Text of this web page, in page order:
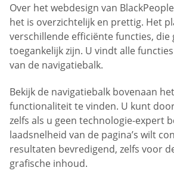
Over het webdesign van
het is overzichtelijk en prettig. Het
verschillende efficiënte functies, die
toegankelijk zijn. U vindt alle
van de navigatiebalk.
Bekijk de navigatiebalk bovenaan
functionaliteit te vinden. U kunt
zelfs als u geen technologie-expert
laadsnelheid van de pagina’s wilt
resultaten bevredigend, zelfs voor
grafische inhoud.